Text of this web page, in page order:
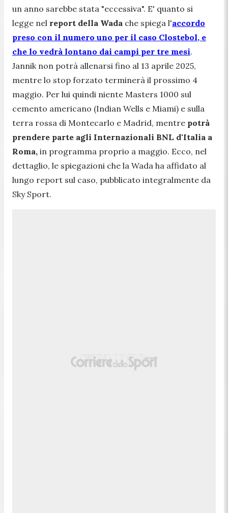
un anno sarebbe stata "eccessiva". E' quanto si
legge nel report della Wada che spiega l'accordo
preso con il numero uno per il caso Clostebol, e
che lo vedrà lontano dai campi per tre mesi.
Jannik non potrà allenarsi fino al 13 aprile 2025,
mentre lo stop forzato terminerà il prossimo 4
maggio. Per lui quindi niente Masters 1000 sul
cemento americano (Indian Wells e Miami) e sulla
terra rossa di Montecarlo e Madrid, mentre potrà
prendere parte agli Internazionali BNL d'Italia a
Roma, in programma proprio a maggio. Ecco, nel
dettaglio, le spiegazioni che la Wada ha affidato al
lungo report sul caso, pubblicato integralmente da
Sky Sport.